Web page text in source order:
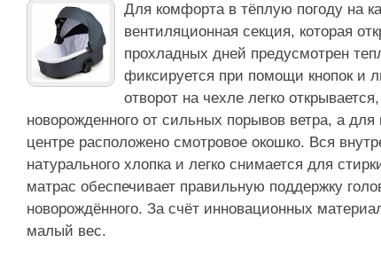
Для комфорта в тёплую погоду на
вентиляционная секция, которая
прохладных дней предусмотрен
фиксируется при помощи кнопок и
отворот на чехле легко
новорожденного от сильных порывов ветра, а для
центре расположено смотровое окошко. Вся
натурального хлопка и легко снимается для
матрас обеспечивает правильную поддержку
новорождённого. За счёт инновационных
малый вес.